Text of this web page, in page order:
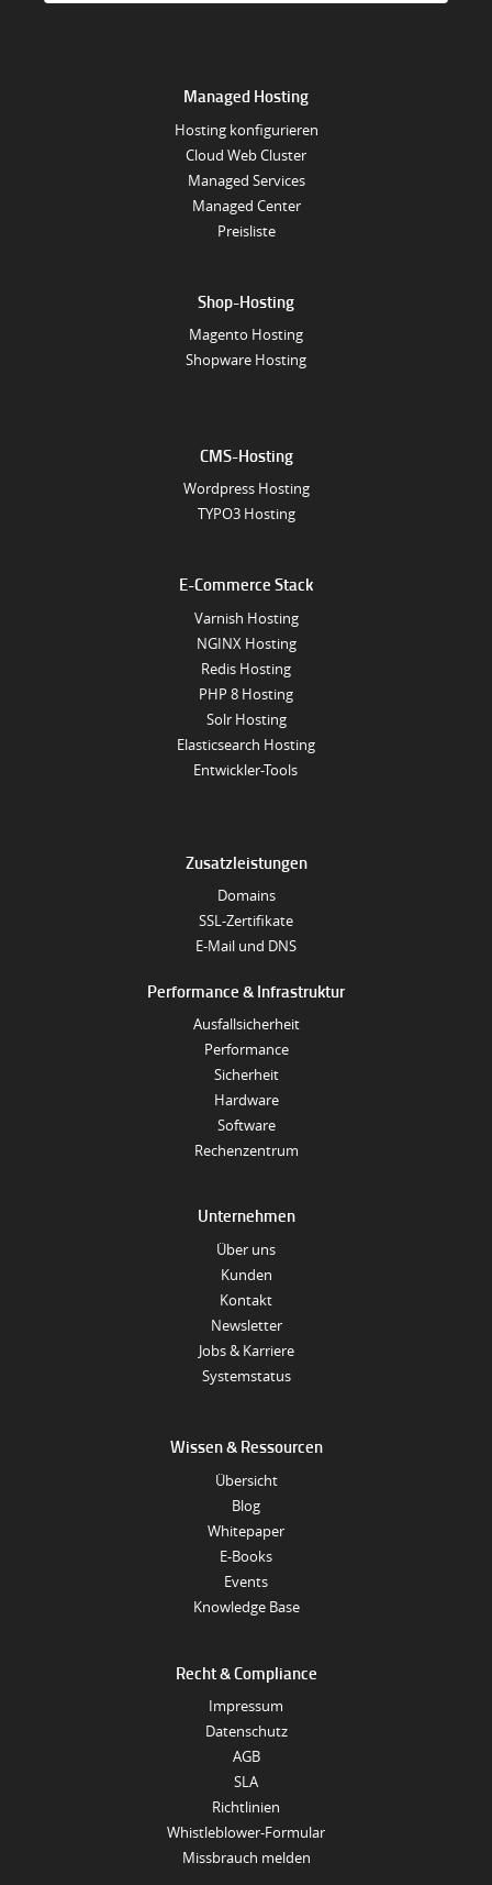
Managed Hosting
Hosting konfigurieren
Cloud Web Cluster
Managed Services
Managed Center
Preisliste
Shop-Hosting
Magento Hosting
Shopware Hosting
CMS-Hosting
Wordpress Hosting
TYPO3 Hosting
E-Commerce Stack
Varnish Hosting
NGINX Hosting
Redis Hosting
PHP 8 Hosting
Solr Hosting
Elasticsearch Hosting
Entwickler-Tools
Zusatzleistungen
Domains
SSL-Zertifikate
E-Mail und DNS
Performance & Infrastruktur
Ausfallsicherheit
Performance
Sicherheit
Hardware
Software
Rechenzentrum
Unternehmen
Über uns
Kunden
Kontakt
Newsletter
Jobs & Karriere
Systemstatus
Wissen & Ressourcen
Übersicht
Blog
Whitepaper
E-Books
Events
Knowledge Base
Recht & Compliance
Impressum
Datenschutz
AGB
SLA
Richtlinien
Whistleblower-Formular
Missbrauch melden